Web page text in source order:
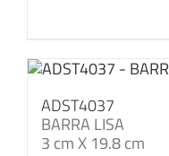
ADST4037
BARRA LISA
3 cm X 19.8 cm